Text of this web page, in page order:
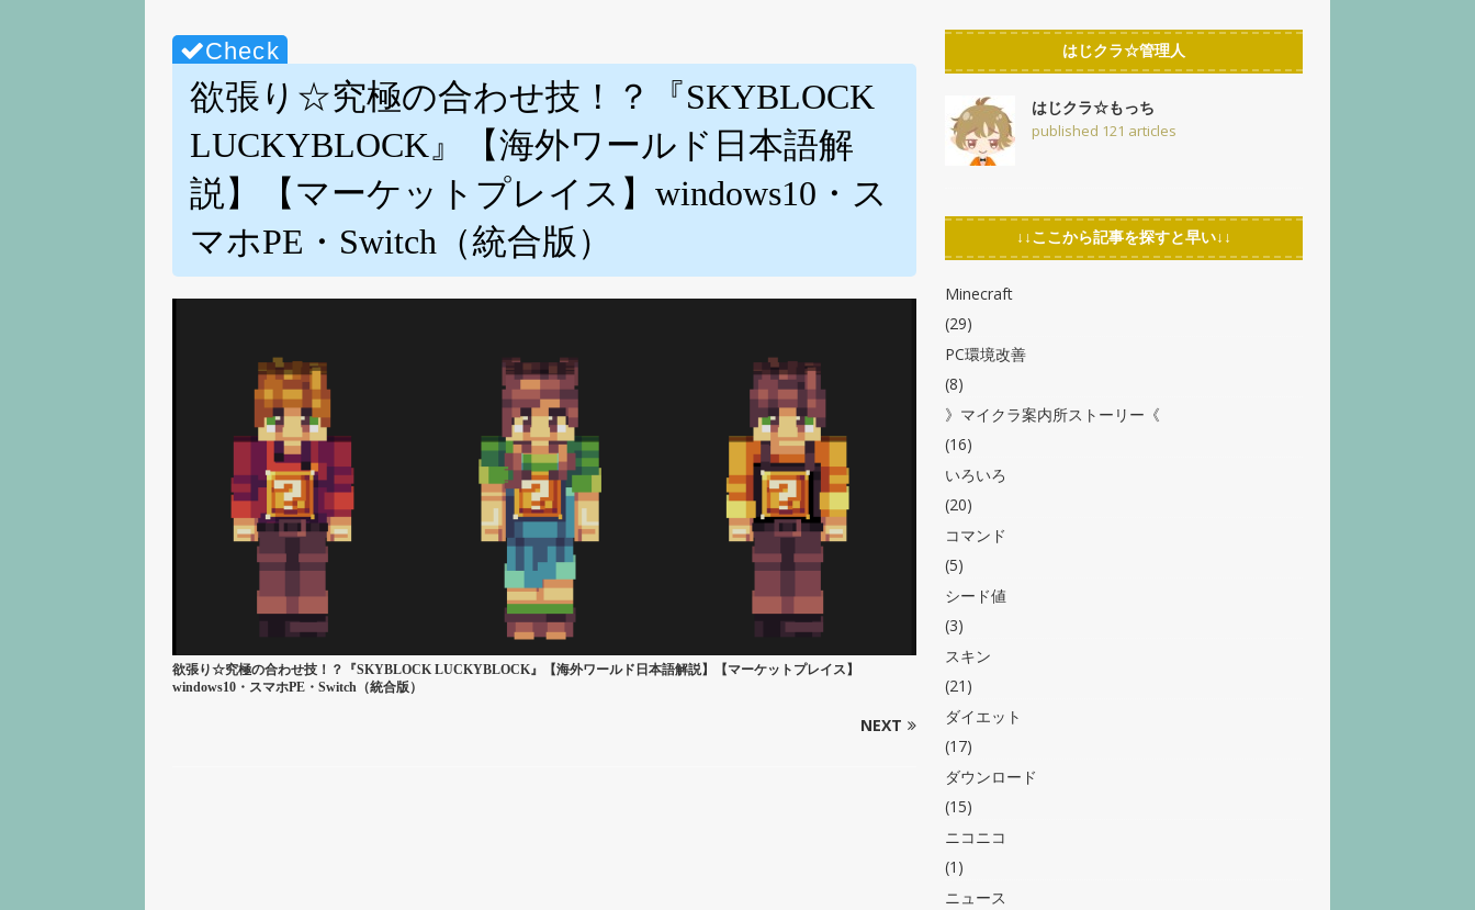
イズpart1【screensaver徹底解説】【ELGATO】
[ 2025年2月15日 ] 【図表でわかる！】StreamDeck各種の画像の解像度とサイズまとめ
【ELGATO】
PC環境改善
[ 2025年3月15日 ]
【無料配布!】StreamDeck用ボタン背景・アイコン・スクリーンセーバー
欲張り☆究極の合わせ技！？『SKYBLOCK
LUCKYBLOCK』【海外ワールド日本語解
説】【マーケットプレイス】windows10・ス
マホPE・Switch（統合版）
欲張り☆究極の合わせ技！？『SKYBLOCK LUCKYBLOCK』【海外ワールド日本語解説】【マーケットプレイス】
windows10・スマホPE・Switch（統合版）
NEXT
はじクラ☆管理人
はじクラ☆もっち
published 121 articles
↓↓ここから記事を探すと早い↓↓
Minecraft
(29)
PC環境改善
(8)
》マイクラ案内所ストーリー《
(16)
いろいろ
(20)
コマンド
(5)
シード値
(3)
スキン
(21)
ダイエット
(17)
ダウンロード
(15)
ニコニコ
(1)
ニュース